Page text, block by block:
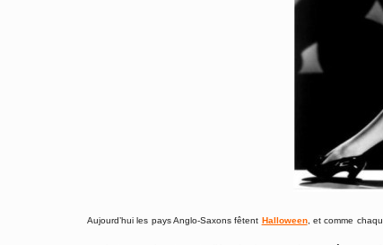
Aujourd’hui les pays Anglo-Saxons fêtent Halloween, et comme